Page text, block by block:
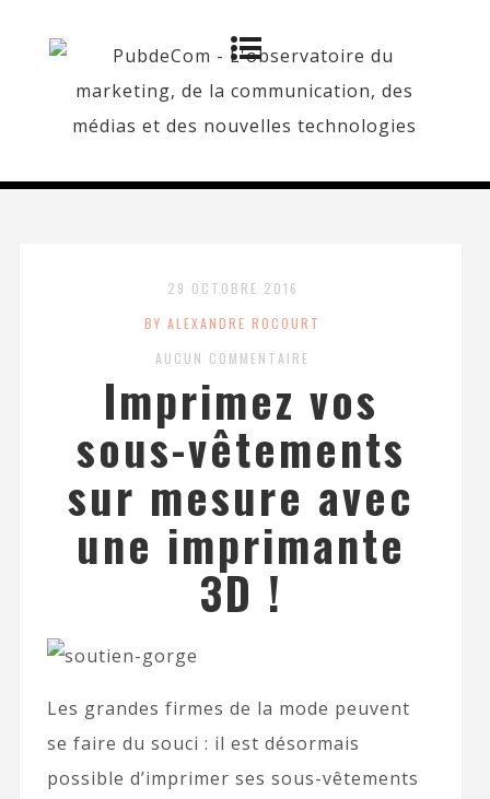
29 OCTOBRE 2016
BY ALEXANDRE ROCOURT
AUCUN COMMENTAIRE
Imprimez vos
sous-vêtements
sur mesure avec
une imprimante
3D !
Les grandes firmes de la mode peuvent
se faire du souci : il est désormais
possible d’imprimer ses sous-vêtements